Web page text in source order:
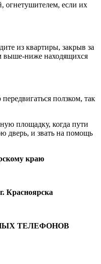
огнетушителем, если их
из квартиры, закрыв за
выше-ниже находящихся
ползком, так
площадку, когда пути
дверь, и звать на помощь
краю
Красноярска
ТЕЛЕФОНОВ